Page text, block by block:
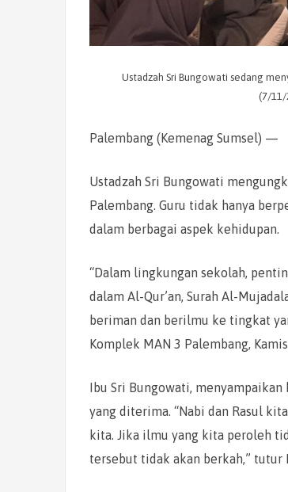
Ustadzah Sri Bungowati sedang
(7/11/
Palembang (Kemenag Sumsel) —
Ustadzah Sri Bungowati
Palembang. Guru tidak hanya
dalam berbagai aspek kehidupan.
“Dalam lingkungan sekolah,
dalam Al-Qur’an, Surah Al-
beriman dan berilmu ke tingkat
Komplek MAN 3 Palembang,
Ibu Sri Bungowati,
yang diterima. “Nabi dan Rasul
kita. Jika ilmu yang kita peroleh
tersebut tidak akan berkah,” tutur